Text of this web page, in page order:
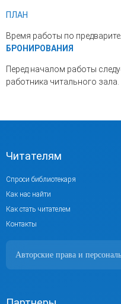
ПЛАН
Время работы по
БРОНИРОВАНИЯ
Перед началом работы
работника читального зала.
Читателям
Спроси библиотекаря
Как нас найти
Как стать читателем
Контакты
Авторские права и